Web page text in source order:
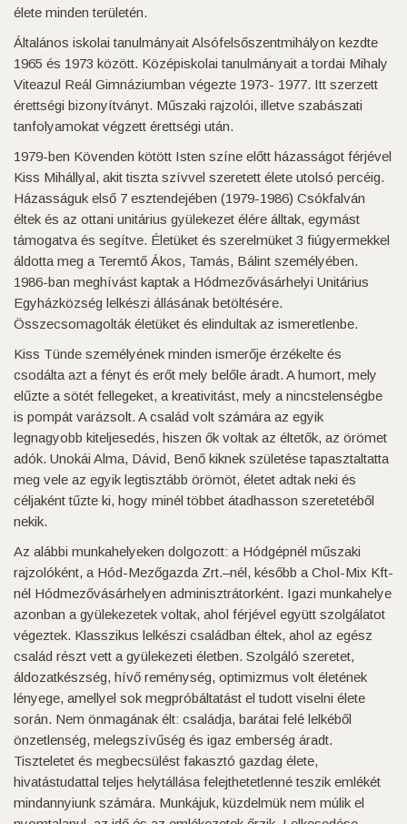
élete minden területén.
Általános iskolai tanulmányait Alsófelsőszentmihályon kezdte
1965 és 1973 között. Középiskolai tanulmányait a tordai Mihaly
Viteazul Reál Gimnáziumban végezte 1973- 1977. Itt szerzett
érettségi bizonyítványt. Műszaki rajzolói, illetve szabászati
tanfolyamokat végzett érettségi után.
1979-ben Kövenden kötött Isten színe előtt házasságot férjével
Kiss Mihállyal, akit tiszta szívvel szeretett élete utolsó percéig.
Házasságuk első 7 esztendejében (1979-1986) Csókfalván
éltek és az ottani unitárius gyülekezet élére álltak, egymást
támogatva és segítve. Életüket és szerelmüket 3 fiúgyermekkel
áldotta meg a Teremtő Ákos, Tamás, Bálint személyében.
1986-ban meghívást kaptak a Hódmezővásárhelyi Unitárius
Egyházközség lelkészi állásának betöltésére.
Összecsomagolták életüket és elindultak az ismeretlenbe.
Kiss Tünde személyének minden ismerője érzékelte és
csodálta azt a fényt és erőt mely belőle áradt. A humort, mely
elűzte a sötét fellegeket, a kreativitást, mely a nincstelenségbe
is pompát varázsolt. A család volt számára az egyik
legnagyobb kiteljesedés, hiszen ők voltak az éltetők, az örömet
adók. Unokái Alma, Dávid, Benő kiknek születése tapasztaltatta
meg vele az egyik legtisztább örömöt, életet adtak neki és
céljaként tűzte ki, hogy minél többet átadhasson szeretetéből
nekik.
Az alábbi munkahelyeken dolgozott: a Hódgépnél műszaki
rajzolóként, a Hód-Mezőgazda Zrt.–nél, később a Chol-Mix Kft-
nél Hódmezővásárhelyen adminisztrátorként. Igazi munkahelye
azonban a gyülekezetek voltak, ahol férjével együtt szolgálatot
végeztek. Klasszikus lelkészi családban éltek, ahol az egész
család részt vett a gyülekezeti életben. Szolgáló szeretet,
áldozatkészség, hívő reménység, optimizmus volt életének
lényege, amellyel sok megpróbáltatást el tudott viselni élete
során. Nem önmagának élt: családja, barátai felé lelkéből
önzetlenség, melegszívűség és igaz emberség áradt.
Tiszteletet és megbecsülést fakasztó gazdag élete,
hivatástudattal teljes helytállása felejthetetlenné teszik emlékét
mindannyiunk számára. Munkájuk, küzdelmük nem múlik el